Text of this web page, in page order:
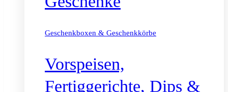
Geschenkboxen & Geschenkkörbe
Vorspeisen,
Fertiggerichte, Dips &